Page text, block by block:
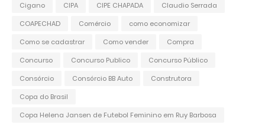
Cigano
CIPA CIPE CHAPADA
Claudio Serrada
COAPECHAD
Comércio
como economizar
Como se cadastrar
Como vender
Compra
Concurso
Concurso Publico
Concurso Público
Consórcio
Consórcio BB Auto
Construtora
Copa do Brasil
Copa Helena Jansen de Futebol Feminino em Ruy Barbosa